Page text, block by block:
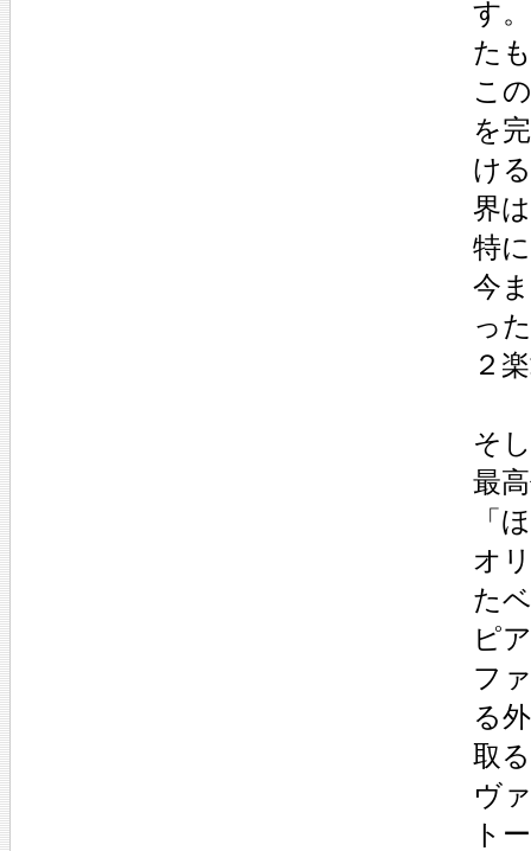
す
た
こ
を
け
界
特
今
っ
２
そ
最
「
オ
た
ピ
フ
る
取
ヴ
ト